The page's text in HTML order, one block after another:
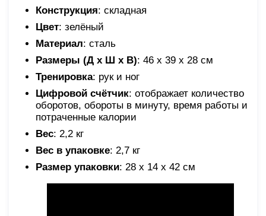
Конструкция: складная
Цвет: зелёный
Материал: сталь
Размеры (Д х Ш х В): 46 х 39 х 28 см
Тренировка: рук и ног
Цифровой счётчик: отображает количество
оборотов, обороты в минуту, время работы и
потраченные калории
Вес: 2,2 кг
Вес в упаковке: 2,7 кг
Размер упаковки: 28 х 14 х 42 см